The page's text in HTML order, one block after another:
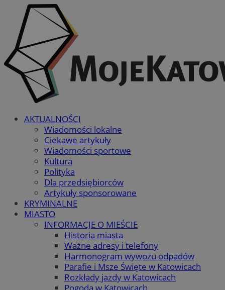
AKTUALNOŚCI
Wiadomości lokalne
Ciekawe artykuły
Wiadomości sportowe
Kultura
Polityka
Dla przedsiębiorców
Artykuły sponsorowane
KRYMINALNE
MIASTO
INFORMACJE O MIEŚCIE
Historia miasta
Ważne adresy i telefony
Harmonogram wywozu odpadów
Parafie i Msze Święte w Katowicach
Rozkłady jazdy w Katowicach